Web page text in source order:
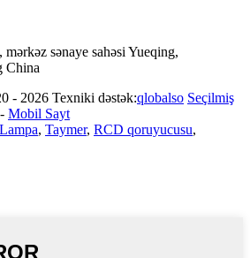
sənaye sahəsi Yueqing,
China
- 2026 Texniki dəstək:qlobalso Seçilmiş
- Mobil Sayt
Lampa, Taymer, RCD qoruyucusu,